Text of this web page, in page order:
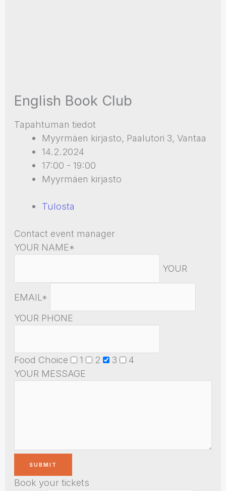
English Book Club
Tapahtuman tiedot
Myyrmäen kirjasto, Paalutori 3, Vantaa
14.2.2024
17:00 - 19:00
Myyrmäen kirjasto
Tulosta
Contact event manager
YOUR NAME*
YOUR
EMAIL*
YOUR PHONE
Food Choice 1 2 3
4
YOUR MESSAGE
Book your tickets